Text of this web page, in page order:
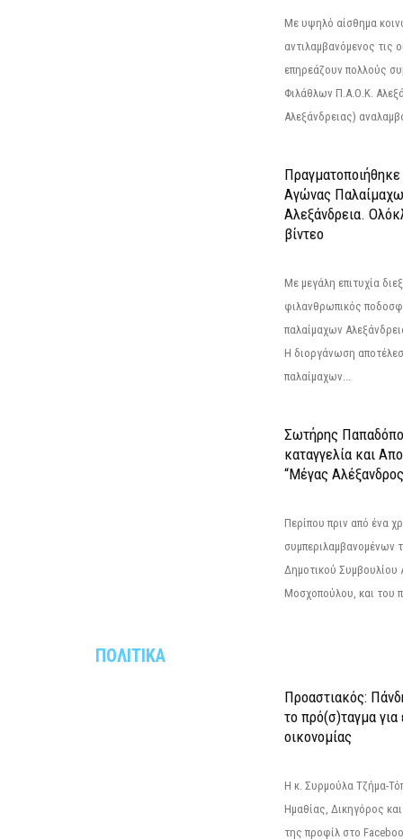
Με υψηλό αίσθημα
αντιλαμβανόμενος τις
επηρεάζουν πολλούς
Φιλάθλων Π.Α.Ο.Κ.
Αλεξάνδρειας)
Αγώνας
Αλεξάνδρεια.
βίντεο
Με μεγάλη επιτυχία
φιλανθρωπικός
παλαίμαχων
Η διοργάνωση
παλαίμαχων...
Σωτήρης
καταγγελία και
“Μέγας
Περίπου πριν από ένα
συμπεριλαμβανομένων
Δημοτικού Συμβουλίου
Μοσχοπούλου, και του
ΠΟΛΙΤΙΚΑ
Προαστιακός:
το πρό(σ)ταγμα για
οικονομίας
Η κ. Συρμούλα Τζήμα-
Ημαθίας, Δικηγόρος
της προφίλ στο